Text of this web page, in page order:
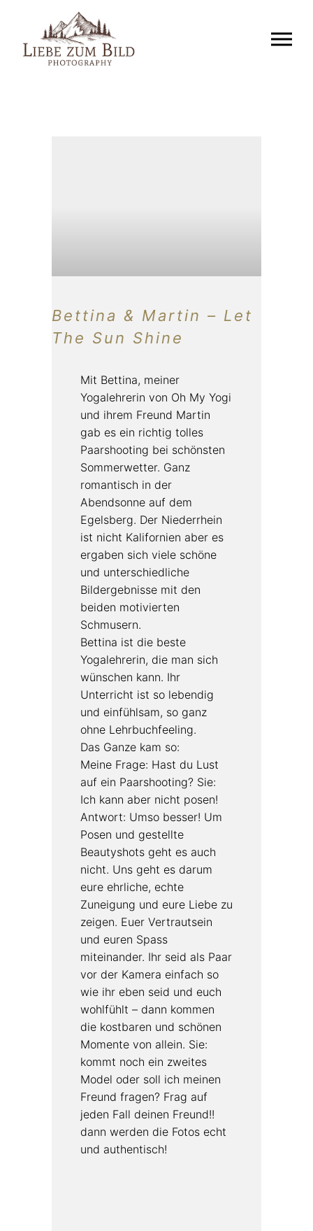
Bettina & Martin – Let
The Sun Shine
Mit Bettina, meiner
Yogalehrerin von Oh My Yogi
und ihrem Freund Martin
gab es ein richtig tolles
Paarshooting bei schönsten
Sommerwetter. Ganz
romantisch in der
Abendsonne auf dem
Egelsberg. Der Niederrhein
ist nicht Kalifornien aber es
ergaben sich viele schöne
und unterschiedliche
Bildergebnisse mit den
beiden motivierten
Schmusern.
Bettina ist die beste
Yogalehrerin, die man sich
wünschen kann. Ihr
Unterricht ist so lebendig
und einfühlsam, so ganz
ohne Lehrbuchfeeling.
Das Ganze kam so:
Meine Frage: Hast du Lust
auf ein Paarshooting? Sie:
Ich kann aber nicht posen!
Antwort: Umso besser! Um
Posen und gestellte
Beautyshots geht es auch
nicht. Uns geht es darum
eure ehrliche, echte
Zuneigung und eure Liebe zu
zeigen. Euer Vertrautsein
und euren Spass
miteinander. Ihr seid als Paar
vor der Kamera einfach so
wie ihr eben seid und euch
wohlfühlt – dann kommen
die kostbaren und schönen
Momente von allein. Sie:
kommt noch ein zweites
Model oder soll ich meinen
Freund fragen? Frag auf
jeden Fall deinen Freund!!
dann werden die Fotos echt
und authentisch!